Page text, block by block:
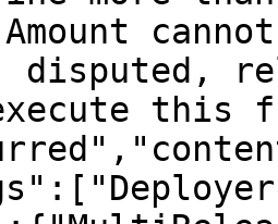
disputed,
this